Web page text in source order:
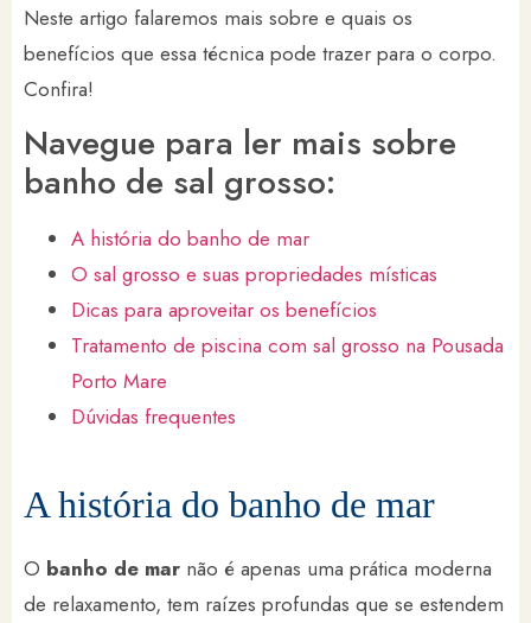
Neste artigo falaremos mais sobre e quais os
benefícios que essa técnica pode trazer para o corpo.
Confira!
Navegue para ler mais sobre
banho de sal grosso:
A história do banho de mar
O sal grosso e suas propriedades místicas
Dicas para aproveitar os benefícios
Tratamento de piscina com sal grosso na Pousada
Porto Mare
Dúvidas frequentes
A história do banho de mar
O banho de mar não é apenas uma prática moderna
de relaxamento, tem raízes profundas que se estendem